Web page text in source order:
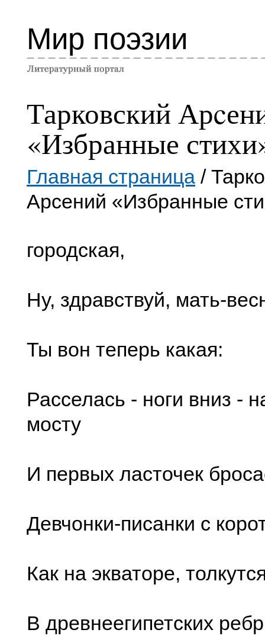
Мир поэзии
Тарковский
«Избранные
Главная страница /
Арcений «Избранные
городская,
Ну, здравствуй, мать-
Ты вон теперь какая:
Расселась - ноги вниз -
мосту
И первых ласточек
Девчонки-писанки с
Как на экваторе,
В древнеегипетских